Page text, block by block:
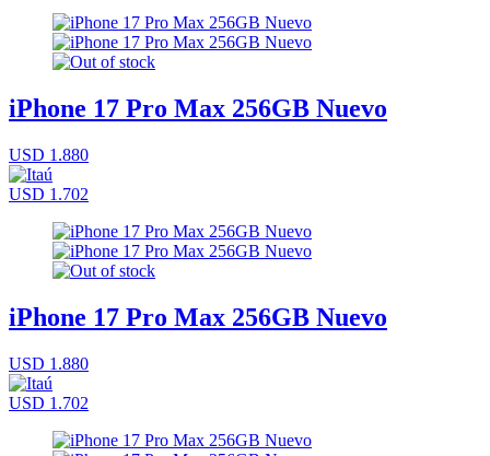
iPhone 17 Pro Max 256GB Nuevo
USD 1.880
USD 1.702
iPhone 17 Pro Max 256GB Nuevo
USD 1.880
USD 1.702